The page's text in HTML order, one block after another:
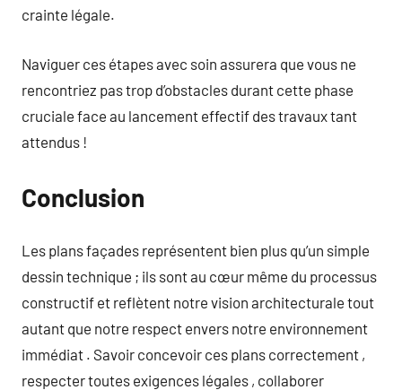
crainte légale.
Naviguer ces étapes avec soin assurera que vous ne
rencontriez pas trop d’obstacles durant cette phase
cruciale face au lancement effectif des travaux tant
attendus !
Conclusion
Les plans façades représentent bien plus qu’un simple
dessin technique ; ils sont au cœur même du processus
constructif et reflètent notre vision architecturale tout
autant que notre respect envers notre environnement
immédiat . Savoir concevoir ces plans correctement ,
respecter toutes exigences légales , collaborer